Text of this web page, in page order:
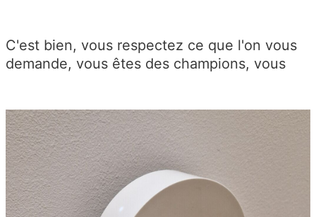
C'est bien, vous respectez ce que l'on vous
demande, vous êtes des champions, vous